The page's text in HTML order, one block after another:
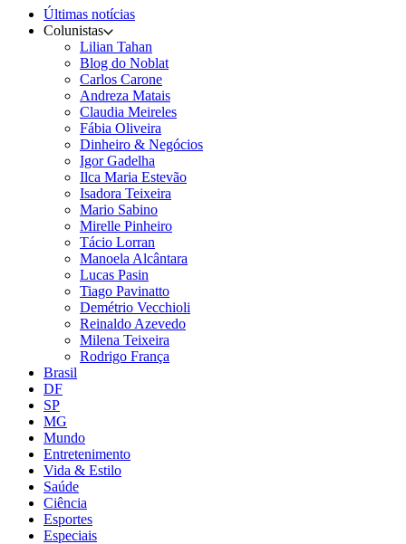
Últimas notícias
Colunistas
Lilian Tahan
Blog do Noblat
Carlos Carone
Andreza Matais
Claudia Meireles
Fábia Oliveira
Dinheiro & Negócios
Igor Gadelha
Ilca Maria Estevão
Isadora Teixeira
Mario Sabino
Mirelle Pinheiro
Tácio Lorran
Manoela Alcântara
Lucas Pasin
Tiago Pavinatto
Demétrio Vecchioli
Reinaldo Azevedo
Milena Teixeira
Rodrigo França
Brasil
DF
SP
MG
Mundo
Entretenimento
Vida & Estilo
Saúde
Ciência
Esportes
Especiais